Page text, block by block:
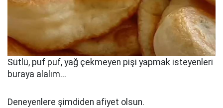
Sütlü, puf puf, yağ çekmeyen pişi yapmak isteyenleri
buraya alalım...
Deneyenlere şimdiden afiyet olsun.